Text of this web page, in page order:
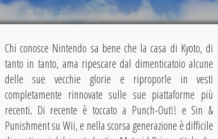
Chi conosce Nintendo sa bene che la casa di Kyoto, di
tanto in tanto, ama ripescare dal dimenticatoio alcune
delle sue vecchie glorie e riproporle in vesti
completamente rinnovate sulle sue piattaforme più
recenti. Di recente è toccato a Punch-Out!! e Sin &
Punishment su Wii, e nella scorsa generazione è difficile